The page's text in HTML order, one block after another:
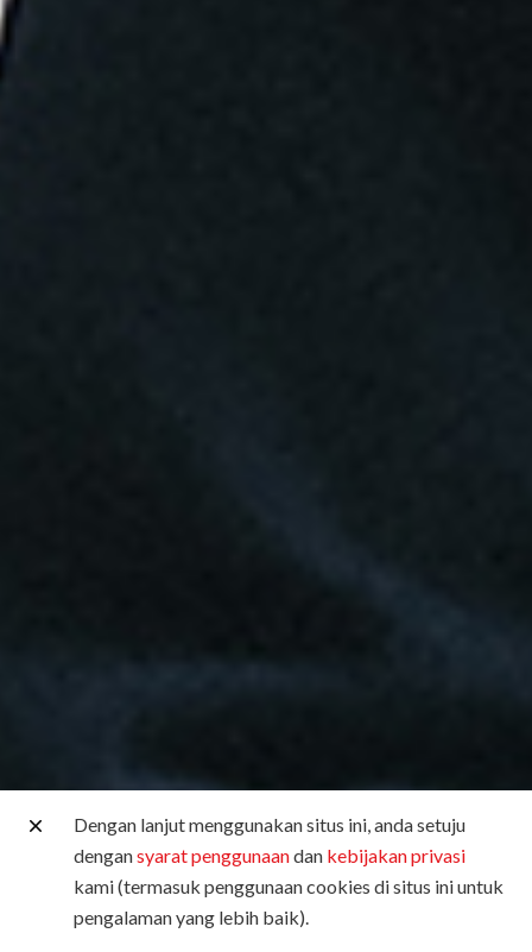
Dengan lanjut menggunakan situs ini, anda setuju
dengansyarat penggunaandan kebijakan privasi
kami (termasuk penggunaan cookies di situs ini untuk
pengalaman yang lebih baik).